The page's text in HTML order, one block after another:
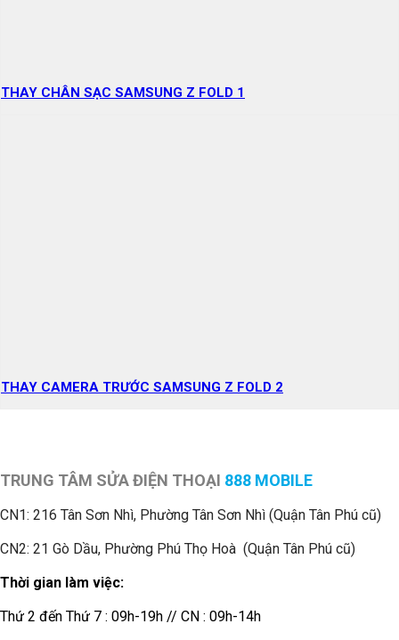
THAY CHÂN SẠC SAMSUNG Z FOLD 1
THAY CAMERA TRƯỚC SAMSUNG Z FOLD 2
TRUNG TÂM SỬA ĐIỆN THOẠI 888 MOBILE
CN1: 216 Tân Sơn Nhì, Phường Tân Sơn Nhì (Quận Tân Phú cũ)
CN2: 21 Gò Dầu, Phường Phú Thọ Hoà (Quận Tân Phú cũ)
Thời gian làm việc:
Thứ 2 đến Thứ 7 : 09h-19h // CN : 09h-14h